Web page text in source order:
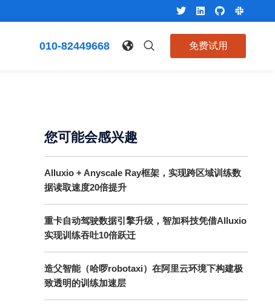
010-82449668 免费试用
您可能会感兴趣
Alluxio + Anyscale Ray框架，实现跨区域训练数
据读取速度20倍提升
重卡自动驾驶数据引擎升级，智加科技凭借Alluxio
实现训练吞吐10倍跃迁
造父智能（哈啰robotaxi）在阿里云环境下构建极
致透明的训练加速层